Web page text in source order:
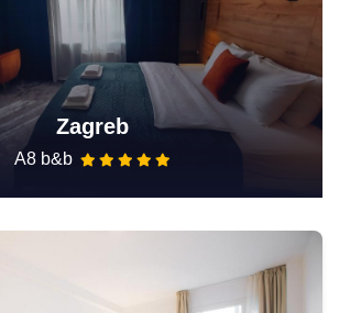
Zagreb
A8 b&b